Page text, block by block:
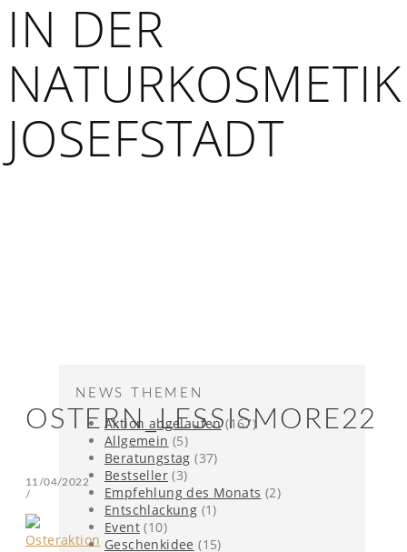
IN DER
NATURKOSMETIK
JOSEFSTADT
OSTERN_LESSISMORE22
11/04/2022
/
NEWS THEMEN
Aktion abgelaufen(167)
Allgemein (5)
Beratungstag (37)
Bestseller (3)
Empfehlung des Monats (2)
Entschlackung (1)
Event (10)
Geschenkidee (15)